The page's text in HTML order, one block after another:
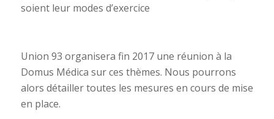
soient leur modes d’exercice
Union 93 organisera fin 2017 une réunion à la
Domus Médica sur ces thèmes. Nous pourrons
alors détailler toutes les mesures en cours de mise
en place.